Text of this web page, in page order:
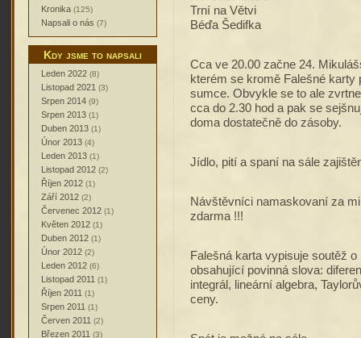
Kronika (125)
Napsali o nás (7)
Kdy jsme to napsali
Leden 2022 (8)
Listopad 2021 (3)
Srpen 2014 (9)
Srpen 2013 (1)
Duben 2013 (1)
Únor 2013 (4)
Leden 2013 (1)
Listopad 2012 (2)
Říjen 2012 (1)
Září 2012 (2)
Červenec 2012 (1)
Květen 2012 (1)
Duben 2012 (1)
Únor 2012 (2)
Leden 2012 (6)
Listopad 2011 (1)
Říjen 2011 (1)
Srpen 2011 (1)
Červen 2011 (2)
Březen 2011 (3)
Trní na Větvi
Béďa Šedifka
Cca ve 20.00 začne 24.
kterém se kromě Falešné
sumce. Obvykle se to ale
cca do 2.30 hod a pak se
doma dostatečně do zásoby.
Jídlo, pití a spaní na sále
Návštěvníci namaskovaní za
zdarma !!!
Falešná karta vypisuje soutěž
obsahující povinná slova:
integrál, lineární algebra,
ceny.